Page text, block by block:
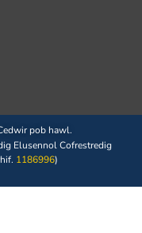
pob hawl.
Elusennol Cofrestredig
1186996)